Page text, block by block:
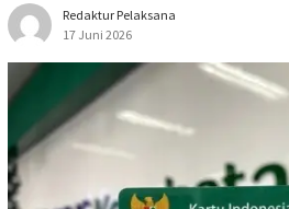
Redaktur Pelaksana
17 Juni 2026